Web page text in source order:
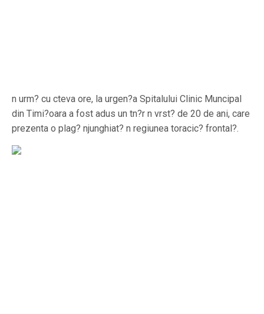
n urm? cu cteva ore, la urgen?a Spitalului Clinic Muncipal
din Timi?oara a fost adus un tn?r n vrst? de 20 de ani, care
prezenta o plag? njunghiat? n regiunea toracic? frontal?.